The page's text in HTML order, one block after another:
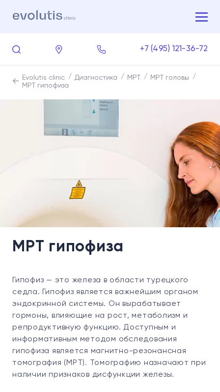
+7 (495) 121-36-72
Evolutis clinic Диагностика МРТ
МРТ головы
МРТ гипофиза
МРТ гипофиза
Гипофиз — это железа в области турецкого
седла. Гипофиз является важнейшим органом
эндокринной системы. Он вырабатывает
гормоны, влияющие на рост, метаболизм и
репродуктивную функцию. Доступным и
информативным методом обследования
гипофиза является магнитно-резонансная
томография (МРТ). Томографию назначают при
наличии признаков дисфункции железы.